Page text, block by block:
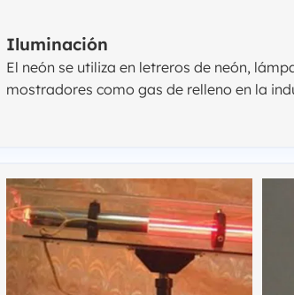
Iluminación
El neón se utiliza en letreros de neón,
mostradores como gas de relleno en la